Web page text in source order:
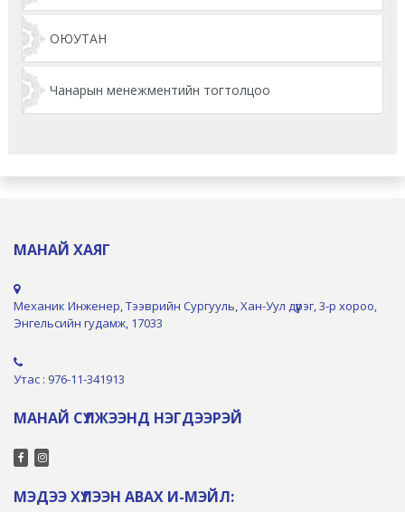
ОЮУТАН
Чанарын менежментийн тогтолцоо
МАНАЙ ХАЯГ
Механик Инженер, Тээврийн Сургууль, Хан-Уул дүүрэг, 3-р хороо,
Энгельсийн гудамж, 17033
Утас : 976-11-341913
МАНАЙ СҮЛЖЭЭНД НЭГДЭЭРЭЙ
МЭДЭЭ ХҮЛЭЭН АВАХ И-МЭЙЛ: